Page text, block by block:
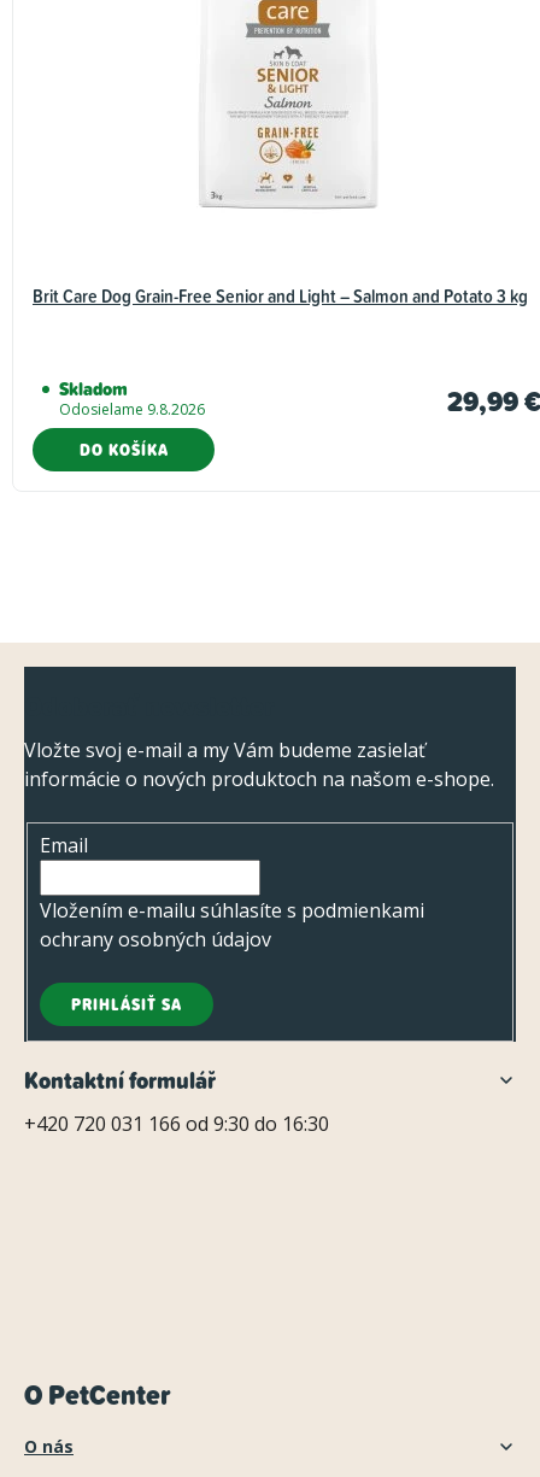
Brit Care Dog Grain-Free Senior and Light – Salmon and Potato 3 kg
Skladom
Odosielame 9.8.2026 29,99
DO KOŠÍKA
Vložte svoj e-mail a my Vám budeme zasielať
informácie o nových produktoch na našom e-shope.
Email
Vložením e-mailu súhlasíte s podmienkami
ochrany osobných údajov
PRIHLÁSIŤ SA
Kontaktní formulář
+420 720 031 166 od 9:30 do 16:30
O PetCenter
O nás